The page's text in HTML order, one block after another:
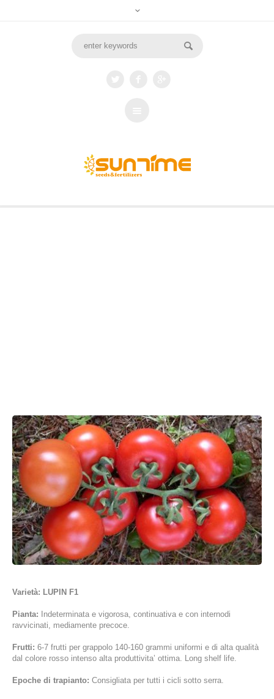
Varietà: LUPIN F1
Pianta: Indeterminata e vigorosa, continuativa e con internodi
ravvicinati, mediamente precoce.
Frutti: 6-7 frutti per grappolo 140-160 grammi uniformi e di alta qualità
dal colore rosso intenso alta produttivita’ ottima. Long shelf life.
Epoche di trapianto: Consigliata per tutti i cicli sotto serra.